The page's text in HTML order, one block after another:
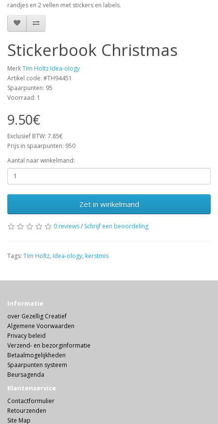
randjes en 2 vellen met stickers en labels.
Stickerbook Christmas
MerkTim Holtz Idea-ology
Artikel code: #TH94451
Spaarpunten: 95
Voorraad: 1
9.50€
Exclusief BTW: 7.85€
Prijs in spaarpunten: 950
Aantal naar winkelmand:
Zet in winkelmand
0 reviews/ Schrijf een beoordeling
Tags: Tim Holtz, Idea-ology, kerstmis
Informatie
over Gezellig Creatief
Algemene Voorwaarden
Privacy beleid
Verzend- en bezorginformatie
Betaalmogelijkheden
Spaarpunten systeem
Beursagenda
Klantenservice
Contactformulier
Retourzenden
Site Map